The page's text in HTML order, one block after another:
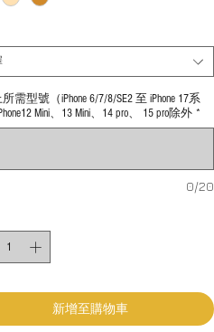
需型號（iPhone 6/7/8/SE2 至 iPhone 17系
Mini、13 Mini、14 pro、 15 pro除外 *
0/20
新增至購物車